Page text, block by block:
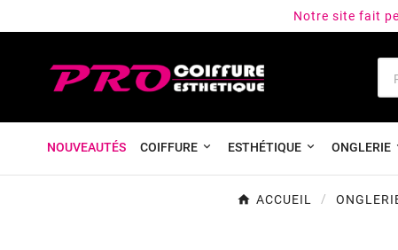
Notre site fait
NOUVEAUTÉS COIFFURE ESTHÉTIQUE ONGLERIE
ACCUEIL